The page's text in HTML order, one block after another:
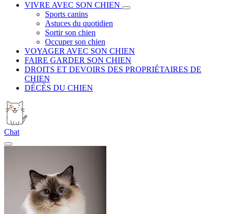
VIVRE AVEC SON CHIEN
Sports canins
Astuces du quotidien
Sortir son chien
Occuper son chien
VOYAGER AVEC SON CHIEN
FAIRE GARDER SON CHIEN
DROITS ET DEVOIRS DES PROPRIÉTAIRES DE
CHIEN
DÉCÈS DU CHIEN
Chat